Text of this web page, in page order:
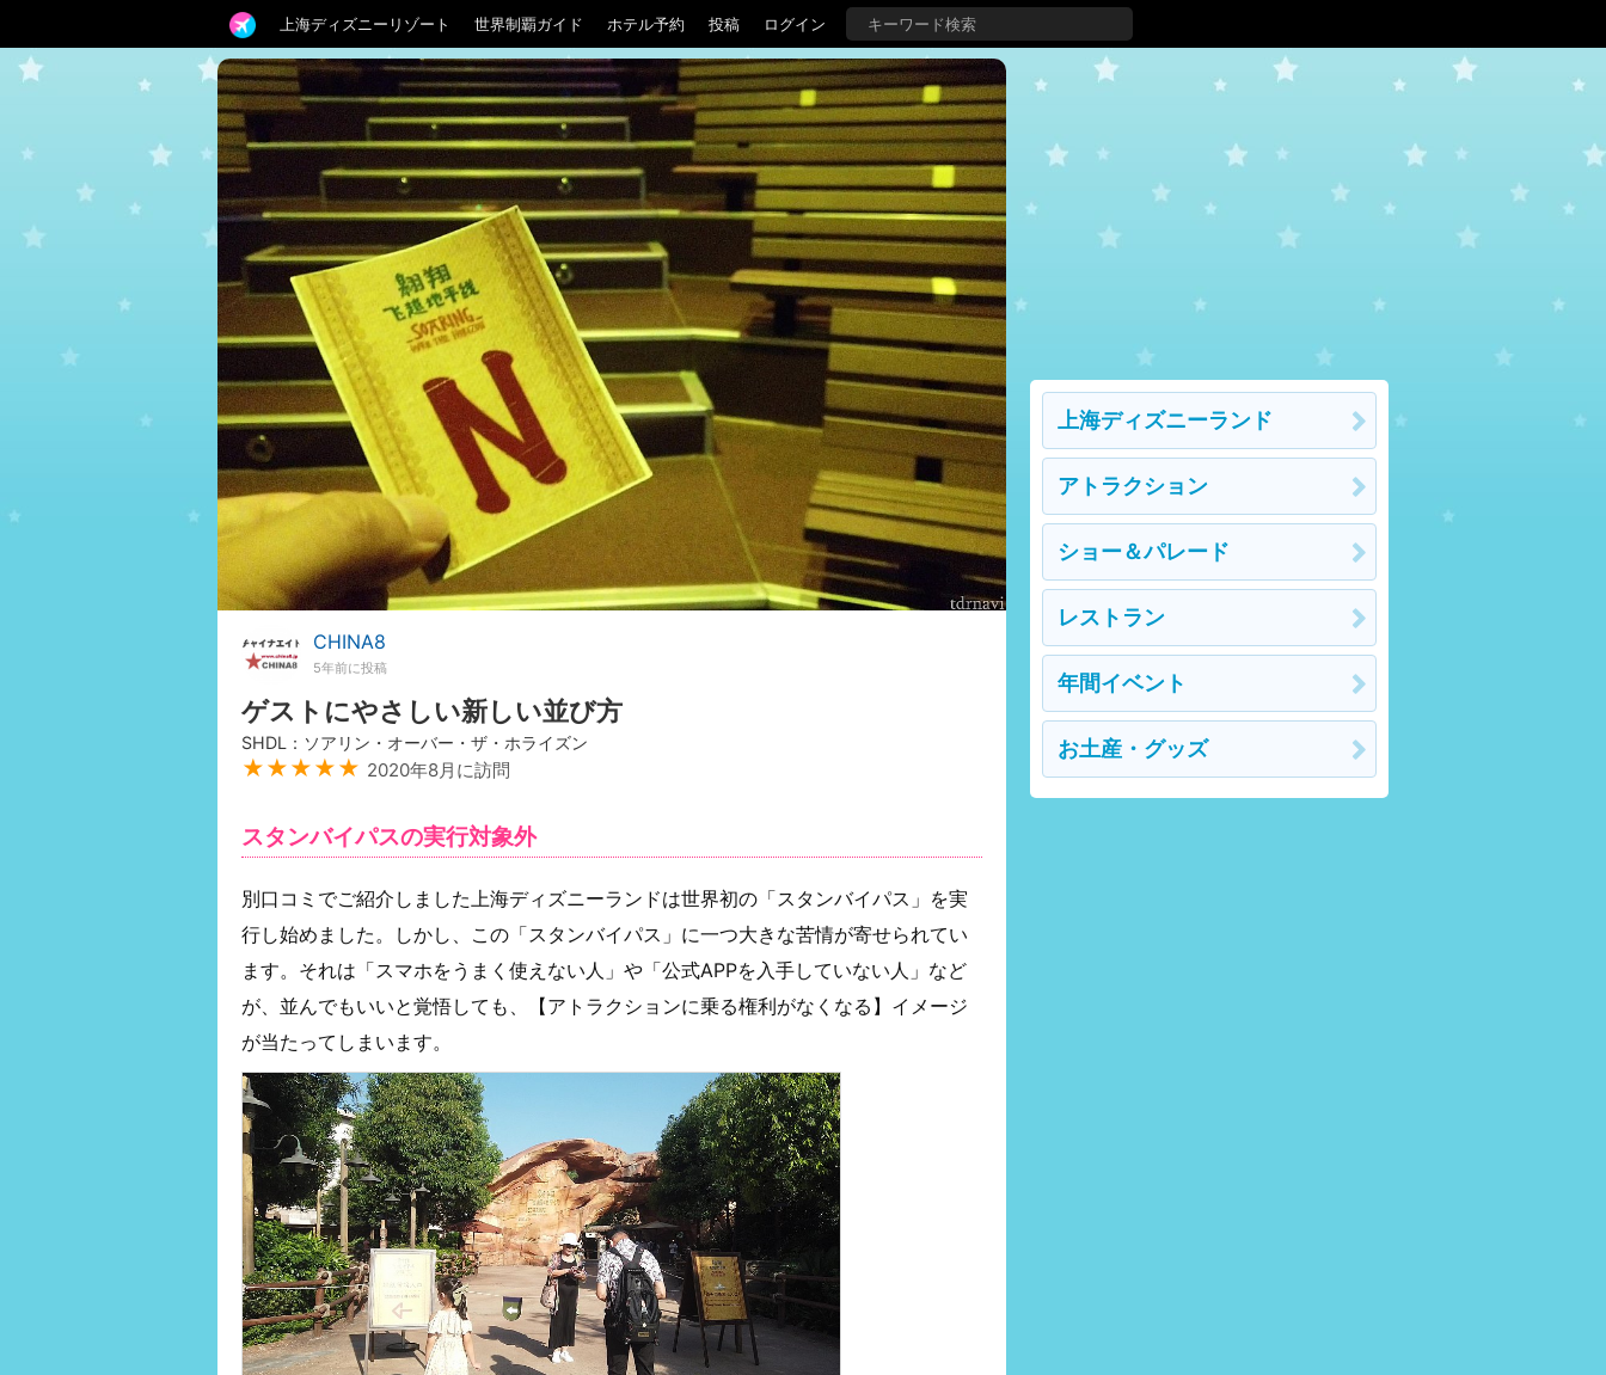
上海ディズニーリゾート 世界制覇ガイド ホテル予約 投稿 ログイン
CHINA8
5年前に投稿
ゲストにやさしい新しい並び方
SHDL：ソアリン・オーバー・ザ・ホライズン
★★★★★ 2020年8月に訪問
スタンバイパスの実行対象外
別口コミでご紹介しました上海ディズニーランドは世界初の「スタンバイパス」を実
行し始めました。しかし、この「スタンバイパス」に一つ大きな苦情が寄せられてい
ます。それは「スマホをうまく使えない人」や「公式APPを入手していない人」など
が、並んでもいいと覚悟しても、【アトラクションに乗る権利がなくなる】イメージ
が当たってしまいます。
上海ディズニーランド
アトラクション
ショー＆パレード
レストラン
年間イベント
お土産・グッズ